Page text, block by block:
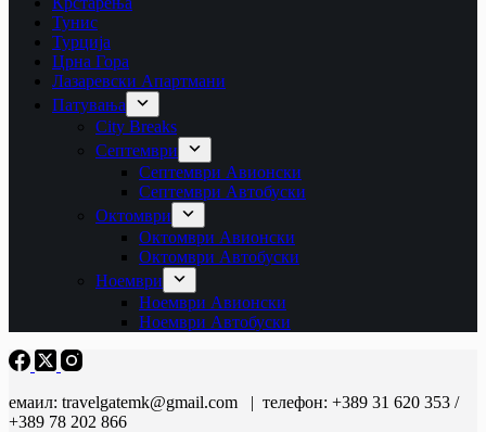
Тунис
Турција
Црна Гора
Лазаревски Апартмани
Патувања
City Breaks
Септември
Септември Авионски
Септември Автобуски
Октомври
Октомври Авионски
Октомври Автобуски
Ноември
Ноември Авионски
Ноември Автобуски
емаил: travelgatemk@gmail.com | телефон: +389 31 620 353 /
+389 78 202 866